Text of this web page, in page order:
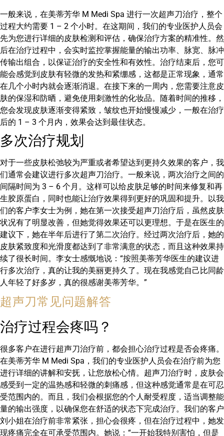
一般来说，在美蒂芳华 M Medi Spa 进行一次超声刀治疗，整个
过程大约需要 1 – 2 个小时。在这期间，我们的专业医护人员会
先为您进行详细的皮肤检测和评估，确保治疗方案的精准性。然
后在治疗过程中，会实时监控掌握能量的输出功率、脉宽、脉冲
传输出组合，以保证治疗的安全性和有效性。治疗结束后，您可
能会感觉到皮肤有轻微的发热和紧绷感，这都是正常现象，通常
在几个小时内就会逐渐消退。在接下来的一周内，您需要注意皮
肤的保湿和防晒，避免使用刺激性的化妆品。随着时间的推移，
您会发现皮肤逐渐变得紧致，皱纹也开始慢慢减少，一般在治疗
后的 1 – 3 个月内，效果会达到最佳状态。
多次治疗规划
对于一些皮肤松弛较为严重或者希望达到更持久效果的客户，我
们通常会建议进行多次超声刀治疗。一般来说，两次治疗之间的
间隔时间为 3 – 6 个月。这样可以给皮肤足够的时间来修复和再
生胶原蛋白，同时也能让治疗效果得到更好的巩固和提升。以我
们的客户李女士为例，她在第一次接受超声刀治疗后，虽然皮肤
状况有了明显改善，但她觉得效果还可以更理想。于是在医生的
建议下，她在半年后进行了第二次治疗。经过两次治疗后，她的
皮肤紧致度和光滑度都达到了非常满意的状态，而且这种效果持
续了很长时间。李女士感慨地说：“按照美蒂芳华医生的建议进
行多次治疗，真的让我的美丽更持久了。现在我感觉自己比同龄
人年轻了好多岁，真的很感谢美蒂芳华。”
超声刀常见问题解答
治疗过程会疼吗？
很多客户在进行超声刀治疗前，都会担心治疗过程是否会疼痛。
在美蒂芳华 M Medi Spa，我们的专业医护人员会在治疗前为您
进行详细的讲解和安抚，让您放松心情。超声刀治疗时，皮肤会
感受到一定的温热感和轻微的刺痛感，但这种感觉通常是在可忍
受范围内的。而且，我们会根据您的个人耐受程度，适当调整能
量的输出强度，以确保您在舒适的状态下完成治疗。我们的客户
刘小姐在治疗前非常紧张，担心会很疼，但在治疗过程中，她发
现疼痛完全在可承受范围内。她说：“一开始我特别害怕，但是